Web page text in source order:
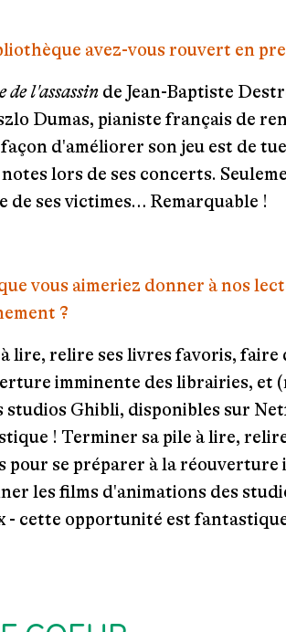
avez-vous rouvert en
de l'assassin de Jean-Baptiste
Dumas, pianiste français de
d'améliorer son jeu est de
lors de ses concerts.
de ses victimes… Remarquable !
vous aimeriez donner à nos
?
lire, relire ses livres favoris, faire
imminente des librairies, et
studios Ghibli, disponibles sur
! Terminer sa pile à lire,
pour se préparer à la réouverture
les films d'animations des
- cette opportunité est